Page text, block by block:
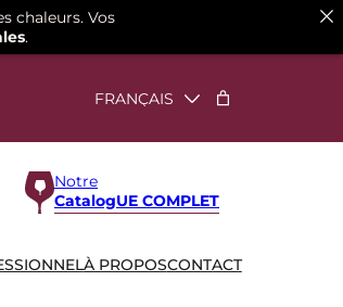
Notre
CatalogUE COMPLET
À PROPOSCONTACT
chaleurs. Vos
.